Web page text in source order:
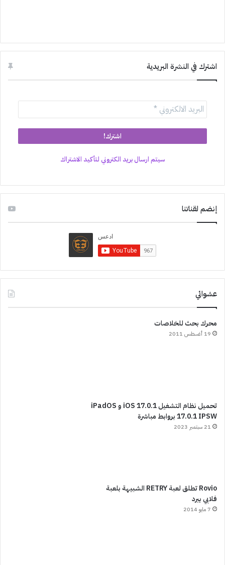
اشترك في النشرة البريدية
سيتم ارسال بريد الكتروني لتأكيد الاشتراك
إنضم لقناتنا
عشوائي
محرك بحث للخلاصات
19 أغسطس 2011
تحميل نظام التشغيل iOS 17.0.1 و iPadOS
17.0.1 IPSW بروابط مباشرة
21 سبتمبر 2023
Rovio تطلق لعبة RETRY الشبيهة بلعبة
فلابي بيرد
7 مايو 2014